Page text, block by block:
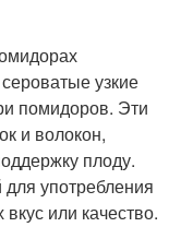
узкие
помидоров. Эти
и волокон,
плоду.
употребления
или качество.